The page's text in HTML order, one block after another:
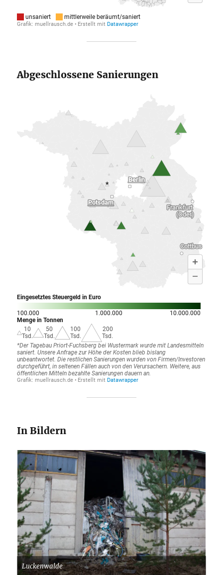
Abgeschlossene Sanierungen
In Bildern
Luckenwalde